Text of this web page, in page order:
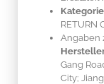
RETURN
Angaben
Gang
City;